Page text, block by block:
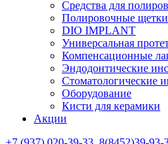
Средства для
Полировочные щетки
DIO IMPLANT
Универсальная
Компенсационные
Эндодонтические
Стоматологические
Оборудование
Кисти для керамики
Акции